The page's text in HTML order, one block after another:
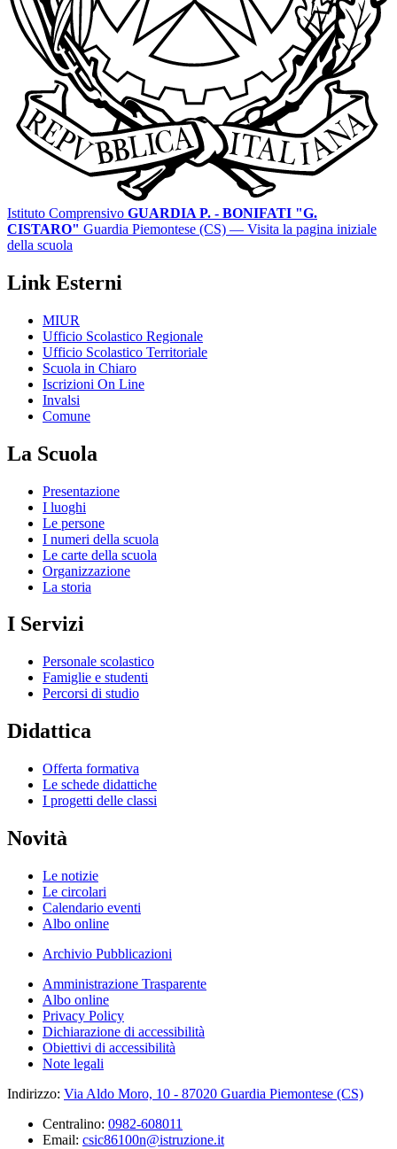
Istituto Comprensivo GUARDIA P. - BONIFATI "G.
CISTARO" Guardia Piemontese (CS) — Visita la pagina iniziale
della scuola
Link Esterni
MIUR
Ufficio Scolastico Regionale
Ufficio Scolastico Territoriale
Scuola in Chiaro
Iscrizioni On Line
Invalsi
Comune
La Scuola
Presentazione
I luoghi
Le persone
I numeri della scuola
Le carte della scuola
Organizzazione
La storia
I Servizi
Personale scolastico
Famiglie e studenti
Percorsi di studio
Didattica
Offerta formativa
Le schede didattiche
I progetti delle classi
Novità
Le notizie
Le circolari
Calendario eventi
Albo online
Archivio Pubblicazioni
Amministrazione Trasparente
Albo online
Privacy Policy
Dichiarazione di accessibilità
Obiettivi di accessibilità
Note legali
Indirizzo: Via Aldo Moro, 10 - 87020 Guardia Piemontese (CS)
Centralino: 0982-608011
Email: csic86100n@istruzione.it